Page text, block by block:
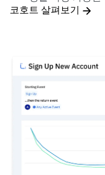
코호트 살펴보기